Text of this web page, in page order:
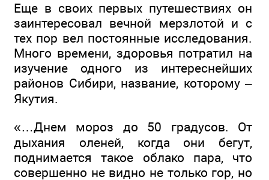
Еще в своих первых путешествиях он
заинтересовал вечной мерзлотой и с
тех пор вел постоянные исследования.
Много времени, здоровья потратил на
изучение одного из интереснейших
районов Сибири, название, которому –
Якутия.
«…Днем мороз до 50 градусов. От
дыхания оленей, когда они бегут,
поднимается такое облако пара, что
совершенно не видно не только гор, но